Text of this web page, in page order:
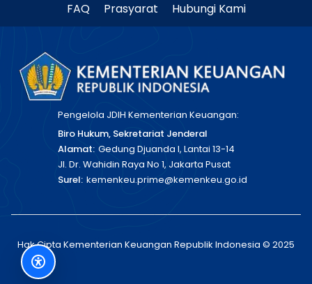
FAQ Prasyarat Hubungi Kami
Pengelola JDIH Kementerian Keuangan:
Biro Hukum, Sekretariat Jenderal
Alamat: Gedung Djuanda I, Lantai 13-14
Jl. Dr. Wahidin Raya No 1, Jakarta Pusat
Surel: kemenkeu.prime@kemenkeu.go.id
Hak Cipta Kementerian Keuangan Republik Indonesia © 2025